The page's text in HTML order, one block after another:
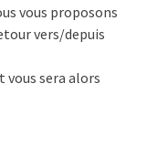
vous proposons
vers/depuis
vous sera alors